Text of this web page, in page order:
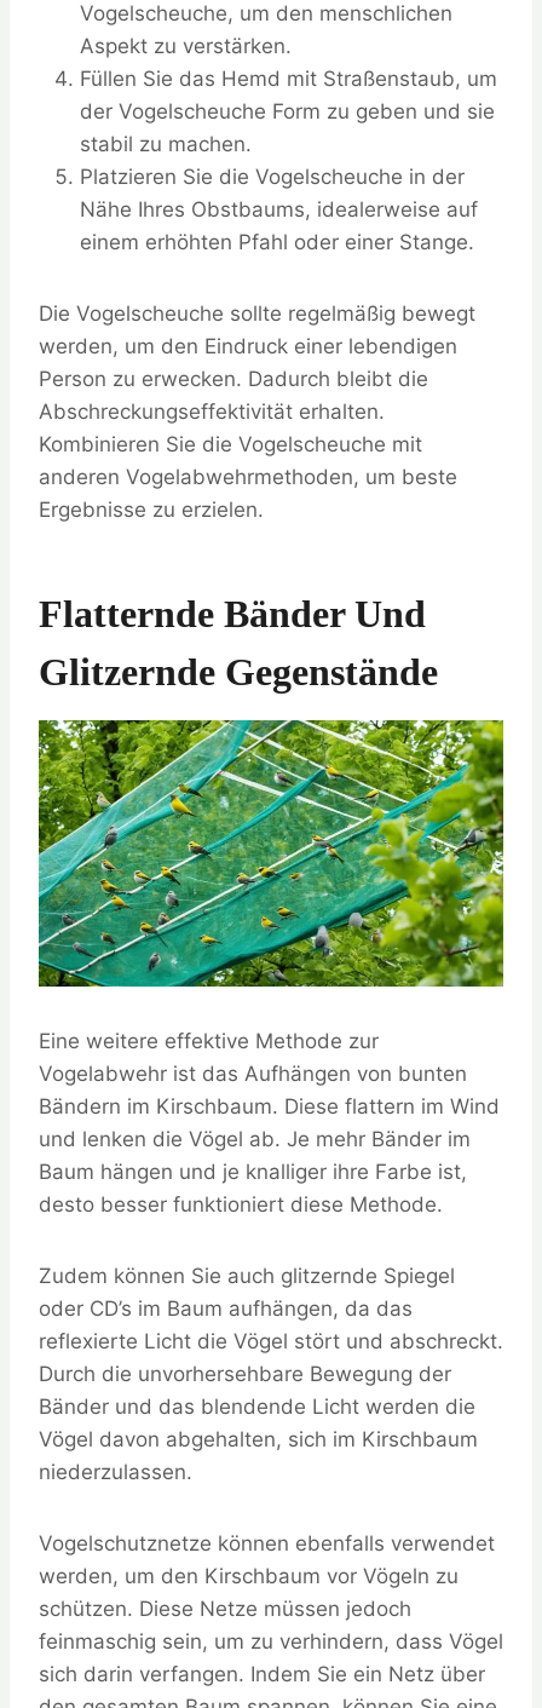
Vogelscheuche, um den menschlichen
Aspekt zu verstärken.
Füllen Sie das Hemd mit Straßenstaub, um
der Vogelscheuche Form zu geben und sie
stabil zu machen.
Platzieren Sie die Vogelscheuche in der
Nähe Ihres Obstbaums, idealerweise auf
einem erhöhten Pfahl oder einer Stange.
Die Vogelscheuche sollte regelmäßig bewegt
werden, um den Eindruck einer lebendigen
Person zu erwecken. Dadurch bleibt die
Abschreckungseffektivität erhalten.
Kombinieren Sie die Vogelscheuche mit
anderen Vogelabwehrmethoden, um beste
Ergebnisse zu erzielen.
Flatternde Bänder Und
Glitzernde Gegenstände
Eine weitere effektive Methode zur
Vogelabwehr ist das Aufhängen von bunten
Bändern im Kirschbaum. Diese flattern im Wind
und lenken die Vögel ab. Je mehr Bänder im
Baum hängen und je knalliger ihre Farbe ist,
desto besser funktioniert diese Methode.
Zudem können Sie auch glitzernde Spiegel
oder CD’s im Baum aufhängen, da das
reflexierte Licht die Vögel stört und abschreckt.
Durch die unvorhersehbare Bewegung der
Bänder und das blendende Licht werden die
Vögel davon abgehalten, sich im Kirschbaum
niederzulassen.
Vogelschutznetze können ebenfalls verwendet
werden, um den Kirschbaum vor Vögeln zu
schützen. Diese Netze müssen jedoch
feinmaschig sein, um zu verhindern, dass Vögel
sich darin verfangen. Indem Sie ein Netz über